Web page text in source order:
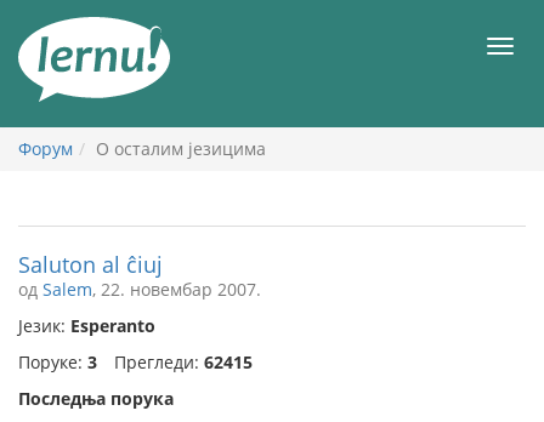
садржају
Форум О осталим језицима
Saluton al ĉiuj
од Salem, 22. новембар 2007.
Језик: Esperanto
Поруке: 3 Прегледи: 62415
Последња порука